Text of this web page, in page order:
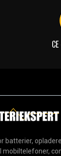
batterier,
mobiltelefoner,